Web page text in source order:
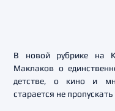
В новой рубрике на
Маклаков о
детстве, о кино и
старается не пропускать